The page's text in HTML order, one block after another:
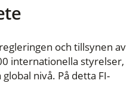
och tillsynen av
internationella styrelser,
nivå. På detta FI-